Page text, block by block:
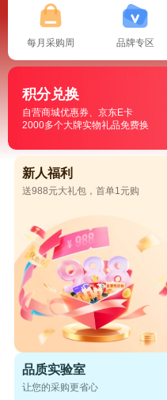
每月采购周 品牌专区
积分兑换
自营商城优惠券、京东E卡
2000多个大牌实物礼品免费换
新人福利
送988元大礼包，首单1元购
品质实验室
让您的采购更省心